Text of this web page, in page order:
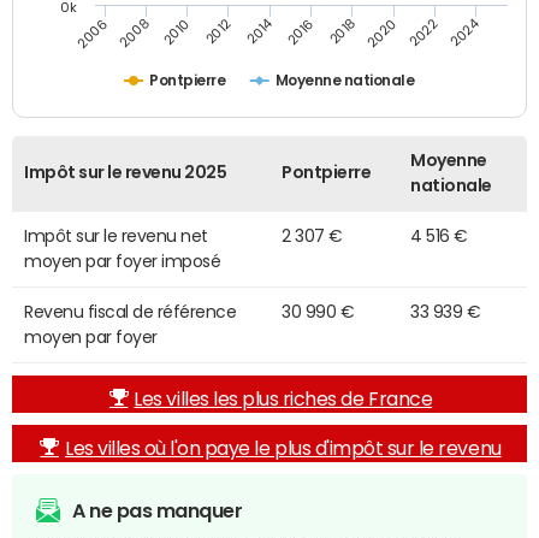
Pontpierre Moyenne nationale
2006 2008 2010 2012 2014 2016 2018 2020 2022 2024
0k
Impôt sur le revenu 2025 Pontpierre
Moyenne
nationale
Impôt sur le revenu net
moyen par foyer imposé
2 307 € 4 516 €
Revenu fiscal de référence
moyen par foyer
30 990 € 33 939 €
Les villes les plus riches de France
Les villes où l'on paye le plus d'impôt sur le revenu
A ne pas manquer